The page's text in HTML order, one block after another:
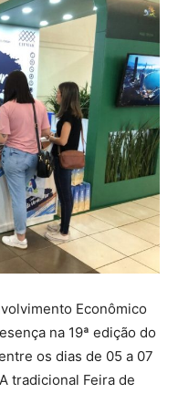
Econômico
na 19ª edição do
os dias de 05 a 07
tradicional Feira de